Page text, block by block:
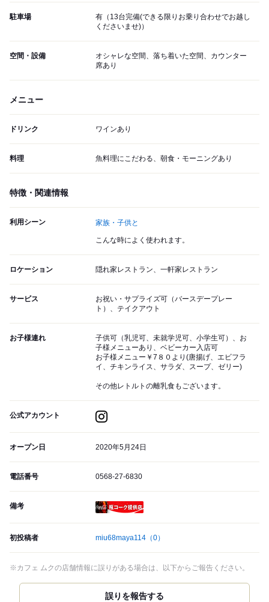
駐車場
有（13台完備(できる限りお乗り合わせでお越し
くださいませ)）
空間・設備
オシャレな空間、落ち着いた空間、カウンター
席あり
メニュー
ドリンク ワインあり
料理 魚料理にこだわる、朝食・モーニングあり
特徴・関連情報
利用シーン 家族・子供と
こんな時によく使われます。
ロケーション 隠れ家レストラン、一軒家レストラン
サービス
お祝い・サプライズ可（バースデープレー
ト）、テイクアウト
お子様連れ
子供可（乳児可、未就学児可、小学生可）、お
子様メニューあり、ベビーカー入店可
お子様メニュー￥7８０より(唐揚げ、エビフラ
イ、チキンライス、サラダ、スープ、ゼリー)
その他レトルトの離乳食もございます。
公式アカウント
オープン日 2020年5月24日
電話番号 0568-27-6830
備考
初投稿者 miu68maya114 （0）
※カフェ ムクの店舗情報に誤りがある場合は、以下からご報告ください。
誤りを報告する